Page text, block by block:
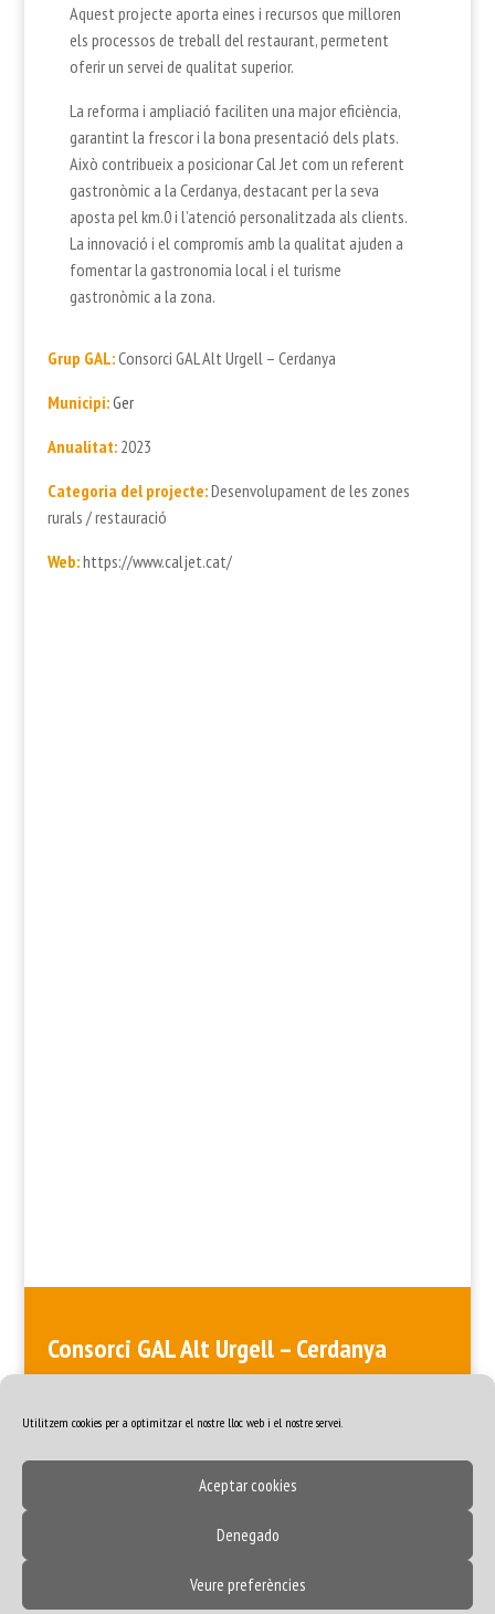
Utilitzem cookies per a optimitzar el nostre lloc web i el nostre servei.
Aceptar cookies
Denegado
Veure preferències
Aquest projecte aporta eines i recursos que milloren
els processos de treball del restaurant, permetent
oferir un servei de qualitat superior.
La reforma i ampliació faciliten una major eficiència,
garantint la frescor i la bona presentació dels plats.
Això contribueix a posicionar Cal Jet com un referent
gastronòmic a la Cerdanya, destacant per la seva
aposta pel km.0 i l’atenció personalitzada als clients.
La innovació i el compromís amb la qualitat ajuden a
fomentar la gastronomia local i el turisme
gastronòmic a la zona.
Grup GAL:Consorci GAL Alt Urgell – Cerdanya
Municipi:Ger
Anualitat:2023
Categoria del projecte:Desenvolupament de les zones
rurals / restauració
Web:https://www.caljet.cat/
Consorci GAL Alt Urgell – Cerdanya
· 17520 Puigcerdà · 972 88 48 84
GAL Alt Urgell - Cerdanya |Avís Legal | Política de privacitat
Política de cookies| Protecció de dades personals| Powered by